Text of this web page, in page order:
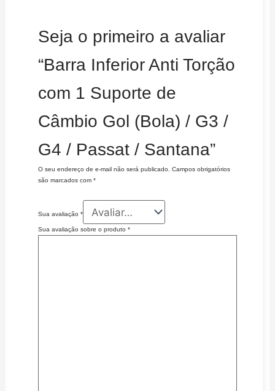
Seja o primeiro a avaliar
“Barra Inferior Anti Torção
com 1 Suporte de
Câmbio Gol (Bola) / G3 /
G4 / Passat / Santana”
O seu endereço de e-mail não será publicado.
Campos obrigatórios
são marcados com *
Sua avaliação *
Sua avaliação sobre o produto *